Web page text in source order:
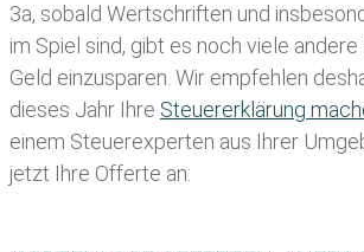
3a, sobald Wertschriften und
im Spiel sind, gibt es noch viele
Geld einzusparen. Wir empfehlen
dieses Jahr Ihre Steuererklärung
einem Steuerexperten aus Ihrer
jetzt Ihre Offerte an: